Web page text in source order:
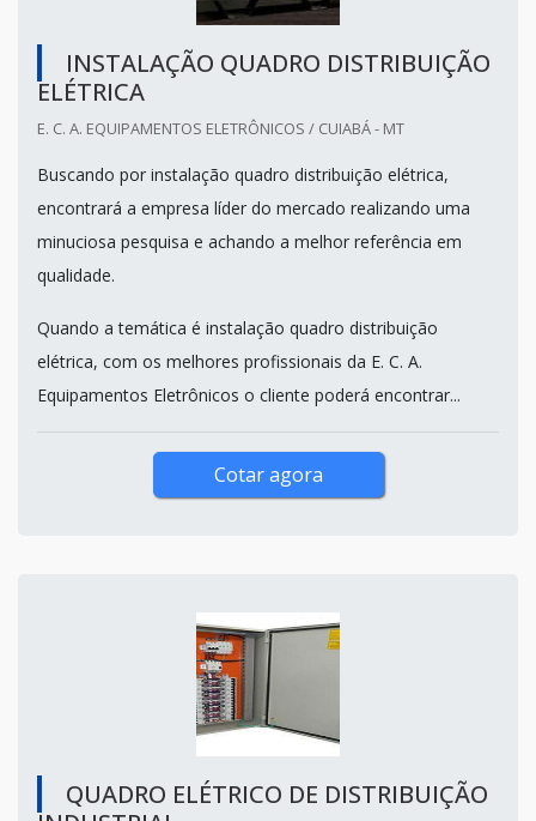
INSTALAÇÃO QUADRO DISTRIBUIÇÃO
ELÉTRICA
E. C. A. EQUIPAMENTOS ELETRÔNICOS / CUIABÁ - MT
Buscando por instalação quadro distribuição elétrica,
encontrará a empresa líder do mercado realizando uma
minuciosa pesquisa e achando a melhor referência em
qualidade.
Quando a temática é instalação quadro distribuição
elétrica, com os melhores profissionais da E. C. A.
Equipamentos Eletrônicos o cliente poderá encontrar...
Cotar agora
QUADRO ELÉTRICO DE DISTRIBUIÇÃO